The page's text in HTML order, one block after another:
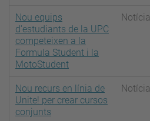
Nou equips
d'estudiants de la UPC
competeixen a la
Formula Student i la
MotoStudent
Notícia
Nou recurs en línia de
Unite! per crear cursos
conjunts
Notícia